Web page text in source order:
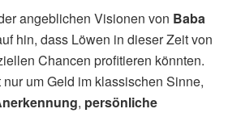
angeblichen Visionen von Baba
hin, dass Löwen in dieser Zeit von
Chancen profitieren könnten.
um Geld im klassischen Sinne,
, persönliche